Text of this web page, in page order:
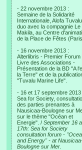
- 22 novembre 2013 :
Semaine de la Solidarité
Internationale, Alofa
duo avec la compagnie Le
Makila, au Centre
de la Place de Fêtes
- 16 novembre 2013 :
Alterlibris - Premier Forum
Livre des Associations -
Présentation de la BD "A
la Terre" et de la
"Tuvalu Marine Life".
- 16 et 17 septembre 2013
Sea for Society,
des parties prenantes à
Nausicaa-Boulogne sur
sur le thème "Océan et
Energie". / September 16
17th: Sea for Society
consultation forum -
and Energy" - at
Boulogne sur Mer.